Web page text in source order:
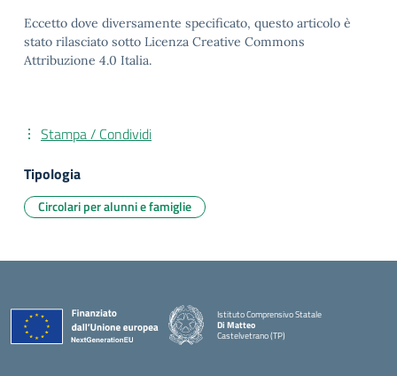
Eccetto dove diversamente specificato, questo articolo è
stato rilasciato sotto Licenza Creative Commons
Attribuzione 4.0 Italia.
Stampa / Condividi
Tipologia
Circolari per alunni e famiglie
Istituto Comprensivo Statale
Di Matteo
Castelvetrano (TP)